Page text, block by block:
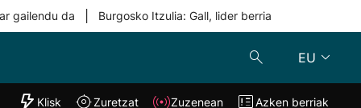
gailendu da Burgosko Itzulia: Gall, lider berria
EU
"Helmuga"
Klisk Zuretzat Zuzenean Azken berriak